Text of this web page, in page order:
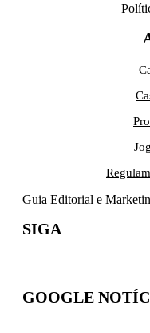
Guia Editorial e
SIGA
GOOGLE